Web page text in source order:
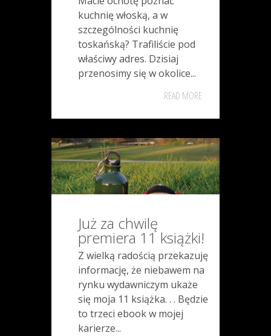
kuchnię włoską, a w
szczególności kuchnię
toskańską? Trafiliście pod
właściwy adres. Dzisiaj
przenosimy się w okolice...
READ MORE
Już za chwilę
premiera 11 książki!
Z wielką radością przekazuję
informację, że niebawem na
rynku wydawniczym ukaże
się moja 11 książka. . . Będzie
to trzeci ebook w mojej
karierze...